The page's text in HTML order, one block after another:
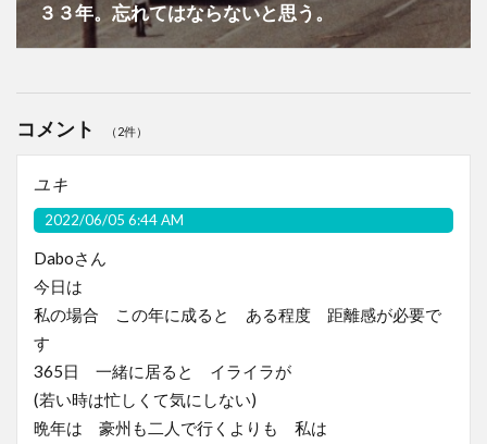
３３年。忘れてはならないと思う。
コメント （2件）
ユキ
2022/06/05 6:44 AM
Daboさん
今日は
私の場合 この年に成ると ある程度 距離感が必要で
す
365日 一緒に居ると イライラが
(若い時は忙しくて気にしない)
晩年は 豪州も二人で行くよりも 私は